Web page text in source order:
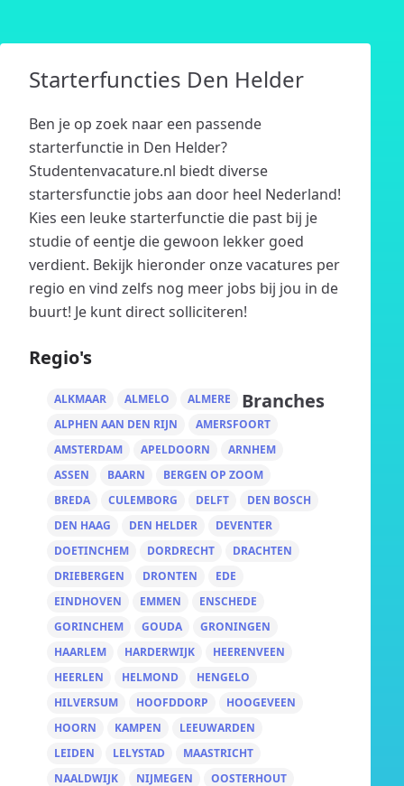
Starterfuncties Den Helder
Ben je op zoek naar een passende
starterfunctie in Den Helder?
Studentenvacature.nl biedt diverse
startersfunctie jobs aan door heel Nederland!
Kies een leuke starterfunctie die past bij je
studie of eentje die gewoon lekker goed
verdient. Bekijk hieronder onze vacatures per
regio en vind zelfs nog meer jobs bij jou in de
buurt! Je kunt direct solliciteren!
Regio's
ALKMAAR ALMELO
ALMERE
ALPHEN AAN DEN RIJN
AMERSFOORT
AMSTERDAM
APELDOORN
ARNHEM
ASSEN
BAARN
BERGEN OP ZOOM
BREDA
CULEMBORG DELFT
DEN BOSCH
DEN HAAG
DEN HELDER
DEVENTER
DOETINCHEM
DORDRECHT
DRACHTEN
DRIEBERGEN
DRONTEN
EDE
EINDHOVEN
EMMEN
ENSCHEDE
GORINCHEM
GOUDA
GRONINGEN
HAARLEM
HARDERWIJK
HEERENVEEN
HEERLEN
HELMOND
HENGELO
HILVERSUM
HOOFDDORP
HOOGEVEEN
HOORN
KAMPEN
LEEUWARDEN
LEIDEN
LELYSTAD
MAASTRICHT
NAALDWIJK
NIJMEGEN
OOSTERHOUT
Branches